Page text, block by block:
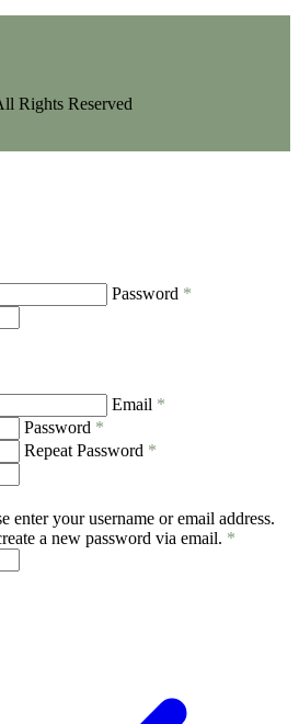
Rights Reserved
Password *
Email *
Password *
Repeat Password *
enter your username or email address.
a new password via email. *